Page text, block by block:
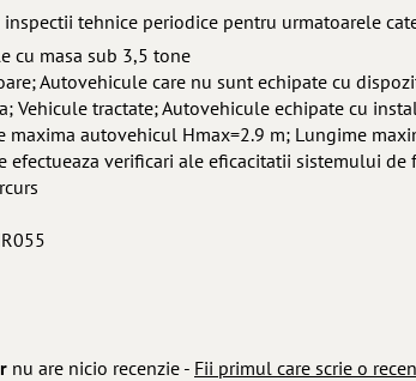
inspectii tehnice periodice pentru urmatoarele
cu masa sub 3,5 tone
Autovehicule care nu sunt echipate cu
Vehicule tractate; Autovehicule echipate cu
autovehicul Hmax=2.9 m; Lungime
efectueaza verificari ale eficacitatii sistemului
nu are nicio recenzie - Fii primul care scrie o